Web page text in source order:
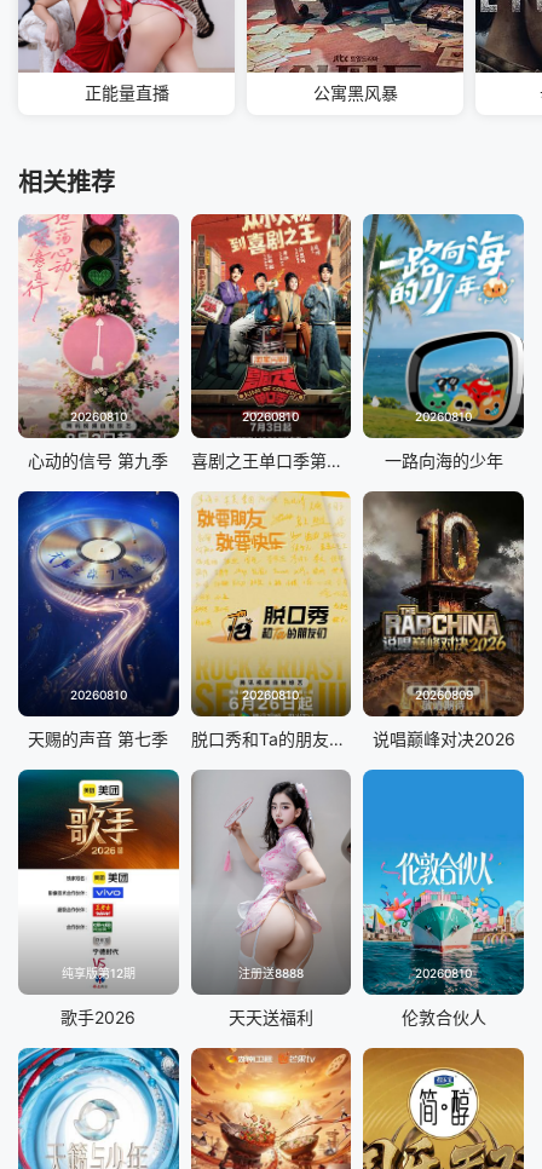
正能量直播 公寓黑风暴
相关推荐
20260810
心动的信号 第九季
20260810
喜剧之王单口季第三季
20260810
一路向海的少年
20260810
天赐的声音 第七季
20260810
脱口秀和Ta的朋友们 第三季
20260809
说唱巅峰对决2026
纯享版第12期
歌手2026
注册送8888
天天送福利
20260810
伦敦合伙人